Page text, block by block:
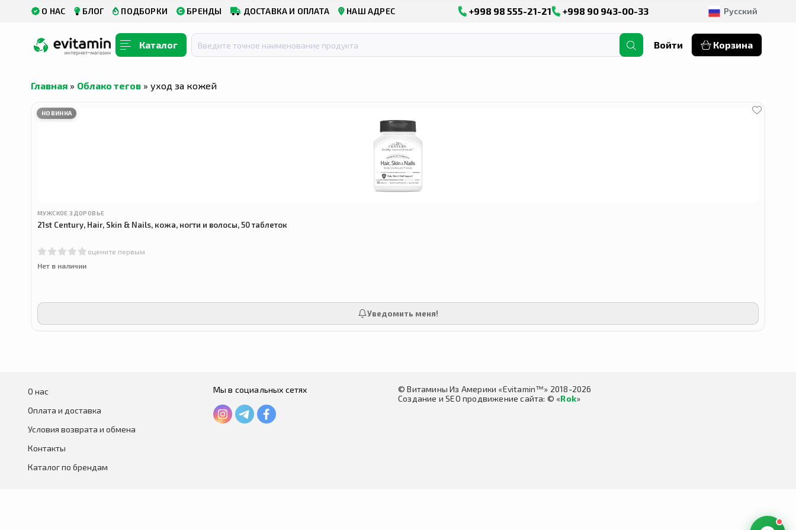
О НАС БЛОГ ПОДБОРКИ БРЕНДЫ ДОСТАВКА И ОПЛАТА НАШ АДРЕС +998 98 555-21-21 +998 90 943-00-33 Русский
Каталог Войти Корзина
Главная » Облако тегов » уход за кожей
НОВИНКА
МУЖСКОЕ ЗДОРОВЬЕ
21st Century, Hair, Skin & Nails, кожа, ногти и волосы, 50 таблеток
оцените первым
Нет в наличии
Уведомить меня!
О нас
Оплата и доставка
Условия возврата и обмена
Контакты
Каталог по брендам
Мы в социальных сетях
© Витамины Из Америки «Evitamin™» 2018-2026
Создание и SEO продвижение сайта: © «Rok»